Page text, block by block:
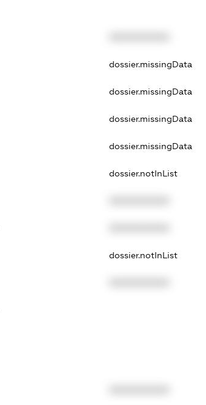
dossier.missingData
dossier.missingData
dossier.missingData
dossier.missingData
dossier.notInList
dossier.notInList